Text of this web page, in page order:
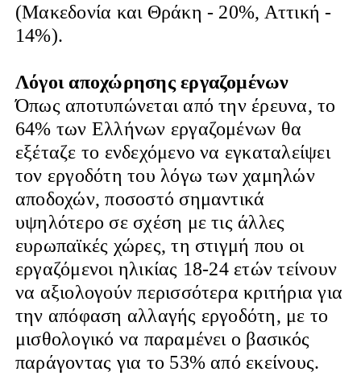
(Μακεδονία και Θράκη - 20%, Αττική -
14%).
Λόγοι αποχώρησης εργαζομένων
Όπως αποτυπώνεται από την έρευνα, το
64% των Ελλήνων εργαζομένων θα
εξέταζε το ενδεχόμενο να εγκαταλείψει
τον εργοδότη του λόγω των χαμηλών
αποδοχών, ποσοστό σημαντικά
υψηλότερο σε σχέση με τις άλλες
ευρωπαϊκές χώρες, τη στιγμή που οι
εργαζόμενοι ηλικίας 18-24 ετών τείνουν
να αξιολογούν περισσότερα κριτήρια για
την απόφαση αλλαγής εργοδότη, με το
μισθολογικό να παραμένει ο βασικός
παράγοντας για το 53% από εκείνους.